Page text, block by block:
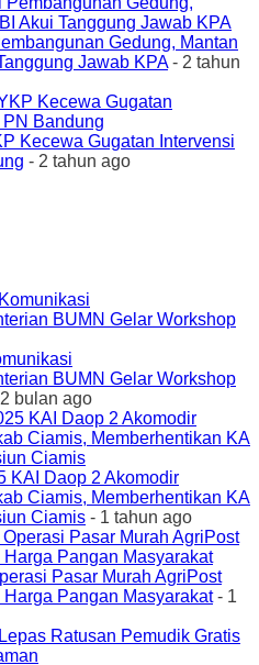
Gedung, Mantan
Jawab KPA- 2 tahun
Kecewa Gugatan Intervensi
- 2 tahun ago
BUMN Gelar Workshop
bulan ago
KAI Daop 2 Akomodir
Ciamis, Memberhentikan KA
Ciamis - 1 tahun ago
Pasar Murah AgriPost
Pangan Masyarakat- 1